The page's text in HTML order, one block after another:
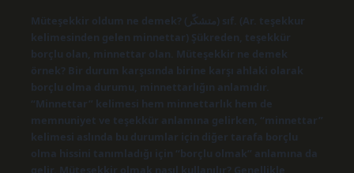
Müteşekkir oldum ne demek? (ﻣﺘﺸﻜّﺮ) sıf. (Ar. teşekkur
kelimesinden gelen minnettar) Şükreden, teşekkür
borçlu olan, minnettar olan. Müteşekkir ne demek
örnek? Bir durum karşısında birine karşı ahlaki olarak
borçlu olma durumu, minnettarlığın anlamıdır.
“Minnettar” kelimesi hem minnettarlık hem de
memnuniyet ve teşekkür anlamına gelirken, “minnettar”
kelimesi aslında bu durumlar için diğer tarafa borçlu
olma hissini tanımladığı için “borçlu olmak” anlamına da
gelir. Müteşekkir olmak nasıl kullanılır? Genellikle